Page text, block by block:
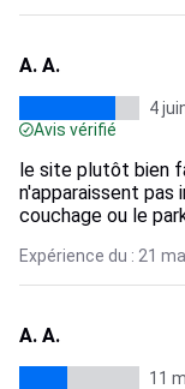
A. A.
4
Avis vérifié
le site plutôt bien
n'apparaissent
couchage ou le
Expérience du : 21
A. A.
11